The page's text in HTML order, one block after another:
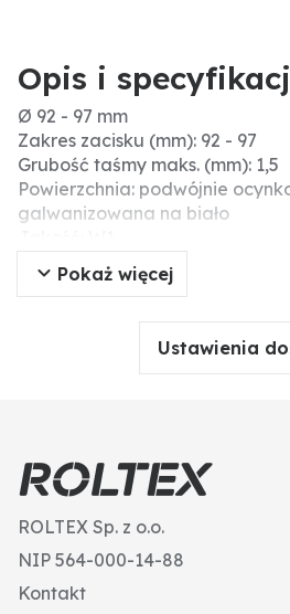
Opis i
Ø 92 - 97 mm
Zakres zacisku (mm): 92 - 97
Grubość taśmy maks. (mm): 1,5
Powierzchnia: podwójnie
galwanizowana na biało
Materiał: stal ocynkowana
Pasuje do węża z Ø wew. (mm):
Menke-Nr.: 26056
FEZN 6/111
Pokaż więcej
Ustawienia
ROLTEX Sp. z o.o.
NIP 564-000-14-88
Kontakt